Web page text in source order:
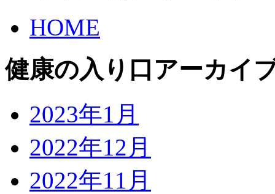
HOME
健康の入り口アーカイ
2023年1月
2022年12月
2022年11月